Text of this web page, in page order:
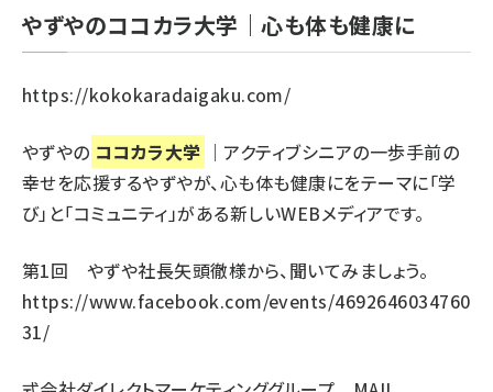
やずやのココカラ大学｜心も体も健康に
https://kokokaradaigaku.com/
やずやの ココカラ大学 ｜アクティブシニアの一歩手前の
幸せを応援するやずやが、心も体も健康にをテーマに「学
び」と「コミュニティ」がある新しいWEBメディアです。
第1回 やずや社長矢頭徹様から、聞いてみましょう。
https://www.facebook.com/events/4692646034760
31/